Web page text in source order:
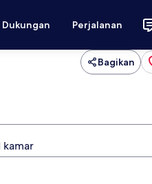
Dukungan Perjalanan
Bagikan